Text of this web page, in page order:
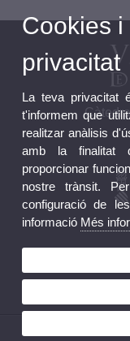
© 2026 UV. - Facultat
Cookies
privacitat
La teva privacitat
t'informem que
realitzar anàlisis
amb la finalitat
proporcionar
nostre trànsit.
configuració de
informació Més